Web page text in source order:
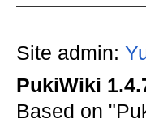
Site admin:
PukiWiki
Based on